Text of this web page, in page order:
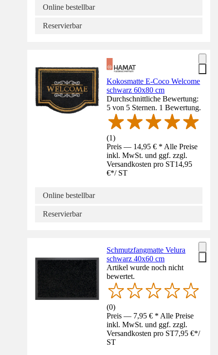
Online bestellbar
Reservierbar
Kokosmatte E-Coco Welcome
schwarz 60x80 cm
Durchschnittliche Bewertung:
5 von 5 Sternen. 1 Bewertung.
(1)
Preis — 14,95 € * Alle Preise
inkl. MwSt. und ggf. zzgl.
Versandkosten pro ST14,95
€*/ ST
Online bestellbar
Reservierbar
Schmutzfangmatte Velura
schwarz 40x60 cm
Artikel wurde noch nicht
bewertet.
(0)
Preis — 7,95 € * Alle Preise
inkl. MwSt. und ggf. zzgl.
Versandkosten pro ST7,95 €*/
ST